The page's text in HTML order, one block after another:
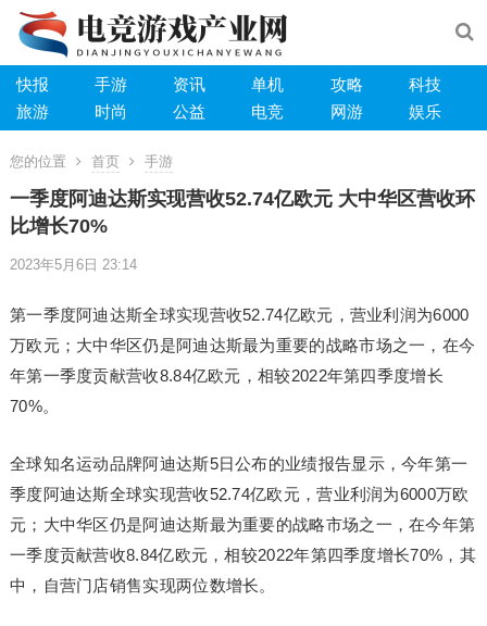
快报 手游 资讯 单机 攻略
科技
旅游
时尚 公益 电竞 网游 娱乐
您的位置 首页 手游
一季度阿迪达斯实现营收52.74亿欧元 大中华区营收环
比增长70%
2023年5月6日 23:14
第一季度阿迪达斯全球实现营收52.74亿欧元，营业利润为6000
万欧元；大中华区仍是阿迪达斯最为重要的战略市场之一，在今
年第一季度贡献营收8.84亿欧元，相较2022年第四季度增长
70%。
全球知名运动品牌阿迪达斯5日公布的业绩报告显示，今年第一
季度阿迪达斯全球实现营收52.74亿欧元，营业利润为6000万欧
元；大中华区仍是阿迪达斯最为重要的战略市场之一，在今年第
一季度贡献营收8.84亿欧元，相较2022年第四季度增长70%，其
中，自营门店销售实现两位数增长。